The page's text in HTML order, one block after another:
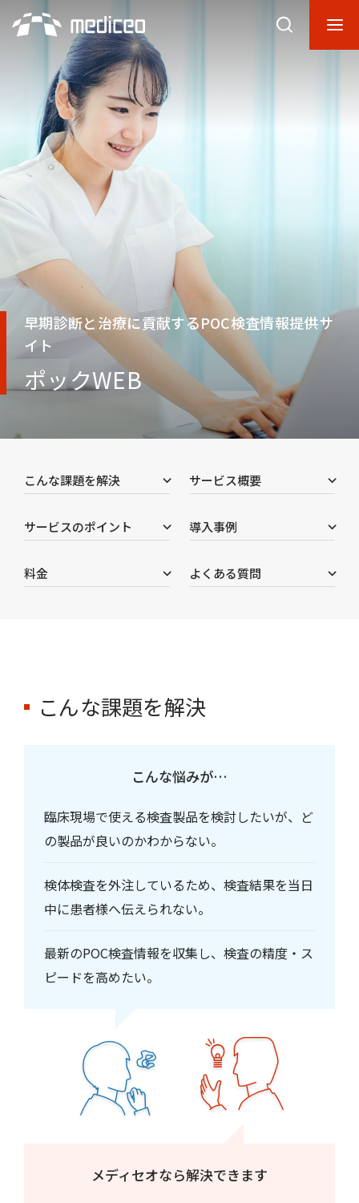
早期診断と治療に貢献するPOC検査情報提供サ
イト
ポックWEB
こんな課題を解決 サービス概要
サービスのポイント 導入事例
料金 よくある質問
こんな課題を解決
こんな悩みが…
臨床現場で使える検査製品を検討したいが、ど
の製品が良いのかわからない。
検体検査を外注しているため、検査結果を当日
中に患者様へ伝えられない。
最新のPOC検査情報を収集し、検査の精度・ス
ピードを高めたい。
メディセオなら解決できます